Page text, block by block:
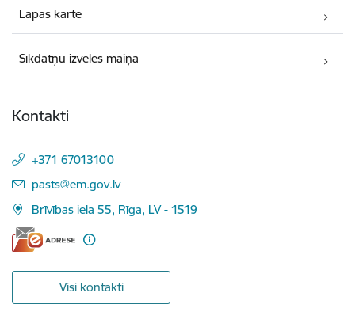
Lapas karte
Sīkdatņu izvēles maiņa
Kontakti
+371 67013100
E-pasts:
pasts@em.gov.lv
Brīvības iela 55, Rīga, LV - 1519
Visi kontakti